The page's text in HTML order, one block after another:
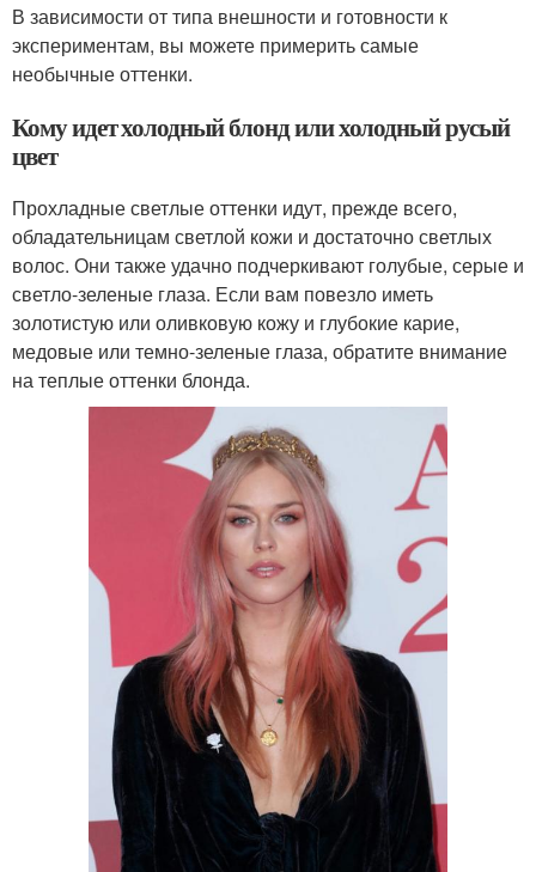
В зависимости от типа внешности и готовности к
экспериментам, вы можете примерить самые
необычные оттенки.
Кому идет холодный блонд или холодный русый
цвет
Прохладные светлые оттенки идут, прежде всего,
обладательницам светлой кожи и достаточно светлых
волос. Они также удачно подчеркивают голубые, серые и
светло-зеленые глаза. Если вам повезло иметь
золотистую или оливковую кожу и глубокие карие,
медовые или темно-зеленые глаза, обратите внимание
на теплые оттенки блонда.